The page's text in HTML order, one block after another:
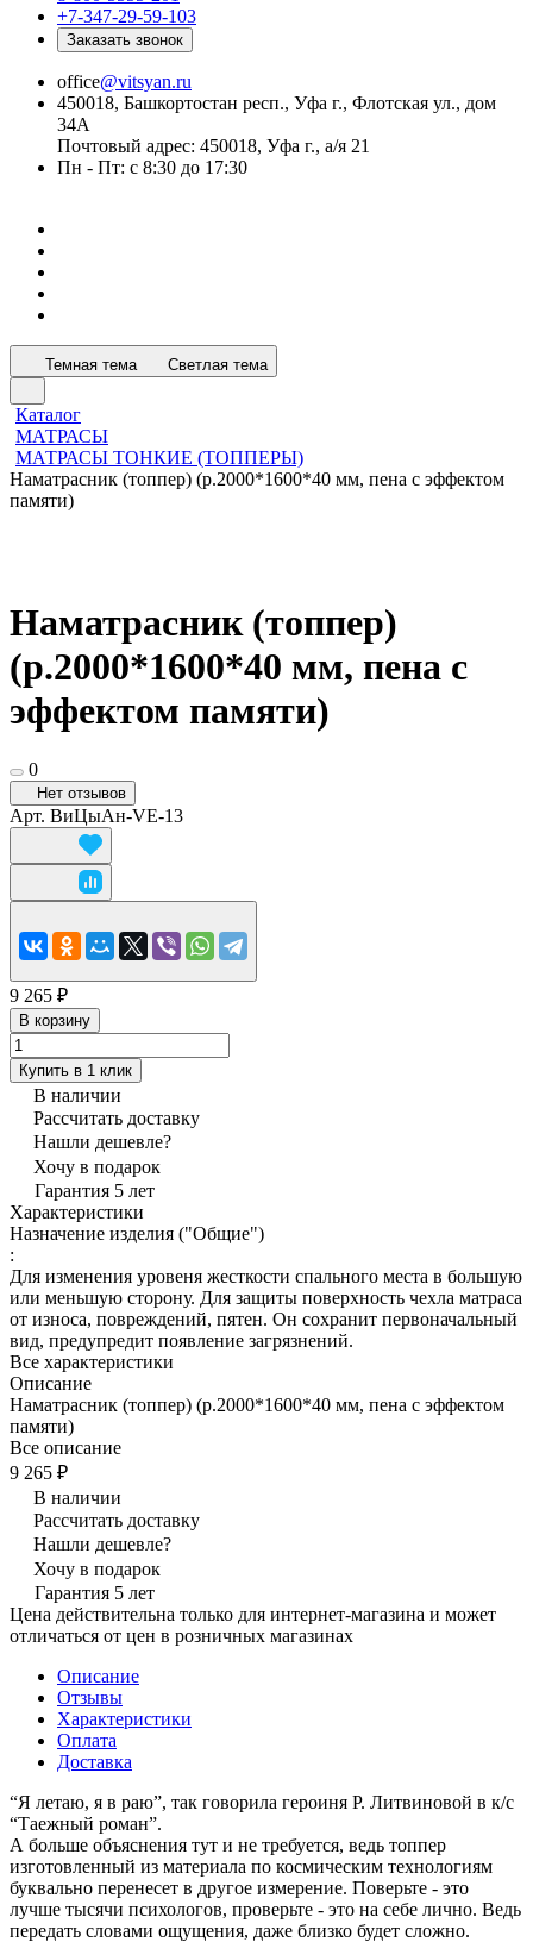
+7-347-29-59-103
Заказать звонок
office@vitsyan.ru
450018, Башкортостан респ., Уфа г., Флотская ул., дом
34А
Почтовый адрес: 450018, Уфа г., а/я 21
Пн - Пт: с 8:30 до 17:30
Темная тема Светлая тема
Каталог
МАТРАСЫ
МАТРАСЫ ТОНКИЕ (ТОППЕРЫ)
Наматрасник (топпер) (р.2000*1600*40 мм, пена с эффектом
памяти)
Наматрасник (топпер)
(р.2000*1600*40 мм, пена с
эффектом памяти)
0
Нет отзывов
Арт. ВиЦыАн-VE-13
9 265 ₽
В корзину
Купить в 1 клик
В наличии
Рассчитать доставку
Нашли дешевле?
Хочу в подарок
Гарантия 5 лет
Характеристики
Назначение изделия ("Общие")
:
Для изменения уровеня жесткости спального места в большую
или меньшую сторону. Для защиты поверхность чехла матраса
от износа, повреждений, пятен. Он сохранит первоначальный
вид, предупредит появление загрязнений.
Все характеристики
Описание
Наматрасник (топпер) (р.2000*1600*40 мм, пена с эффектом
памяти)
Все описание
9 265 ₽
В наличии
Рассчитать доставку
Нашли дешевле?
Хочу в подарок
Гарантия 5 лет
Цена действительна только для интернет-магазина и может
отличаться от цен в розничных магазинах
Описание
Отзывы
Характеристики
Оплата
Доставка
“Я летаю, я в раю”, так говорила героиня Р. Литвиновой в к/с
“Таежный роман”.
А больше объяснения тут и не требуется, ведь топпер
изготовленный из материала по космическим технологиям
буквально перенесет в другое измерение. Поверьте - это
лучше тысячи психологов, проверьте - это на себе лично. Ведь
передать словами ощущения, даже близко будет сложно.